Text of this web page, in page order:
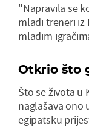
"Napravila se
mladi treneri iz
mladim
Otkrio što
Što se života u
naglašava ono
egipatsku